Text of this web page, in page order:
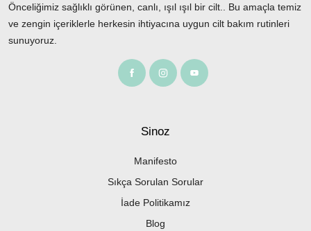
Önceliğimiz sağlıklı görünen, canlı, ışıl ışıl bir cilt.. Bu amaçla temiz
ve zengin içeriklerle herkesin ihtiyacına uygun cilt bakım rutinleri
sunuyoruz.
Sinoz
Manifesto
Sıkça Sorulan Sorular
İade Politikamız
Blog